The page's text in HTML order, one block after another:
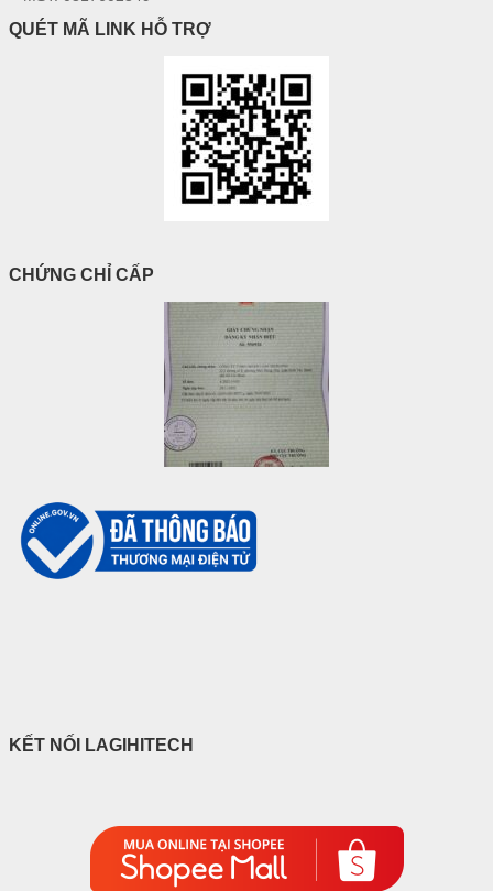
QUÉT MÃ LINK HỖ TRỢ
CHỨNG CHỈ CẤP
KẾT NỐI LAGIHITECH